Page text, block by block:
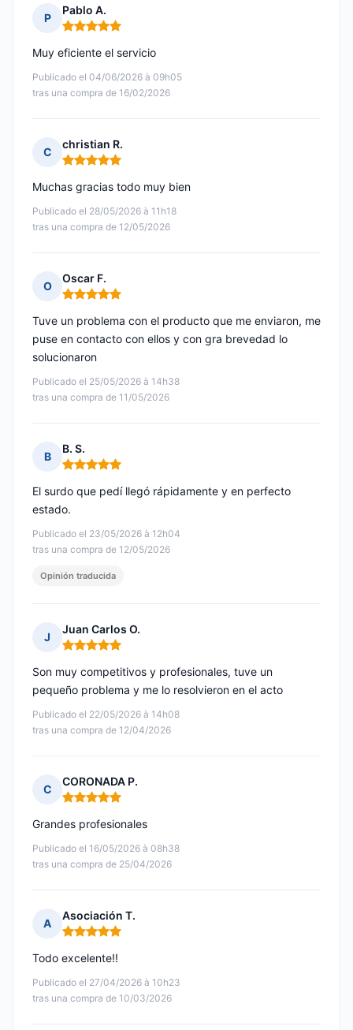
P
Pablo A.
Nota: 5 de 5
Publicado el 04/06/2026 à 09h05
tras una compra de 16/02/2026
Muy eficiente el servicio
C
christian R.
Nota: 5 de 5
Publicado el 28/05/2026 à 11h18
tras una compra de 12/05/2026
Muchas gracias todo muy bien
O
Oscar F.
Nota: 5 de 5
Publicado el 25/05/2026 à 14h38
tras una compra de 11/05/2026
Tuve un problema con el producto que me enviaron, me
puse en contacto con ellos y con gra brevedad lo
solucionaron
B
B. S.
Nota: 5 de 5
Publicado el 23/05/2026 à 12h04
tras una compra de 12/05/2026
El surdo que pedí llegó rápidamente y en perfecto
estado.
Opinión traducida
J
Juan Carlos O.
Nota: 5 de 5
Publicado el 22/05/2026 à 14h08
tras una compra de 12/04/2026
Son muy competitivos y profesionales, tuve un
pequeño problema y me lo resolvieron en el acto
C
CORONADA P.
Nota: 5 de 5
Publicado el 16/05/2026 à 08h38
tras una compra de 25/04/2026
Grandes profesionales
A
Asociación T.
Nota: 5 de 5
Publicado el 27/04/2026 à 10h23
tras una compra de 10/03/2026
Todo excelente!!